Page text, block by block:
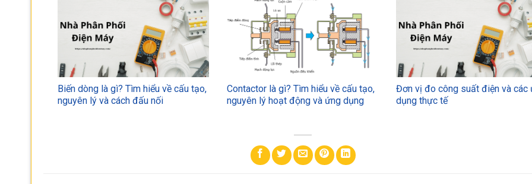
Biến dòng là gì? Tìm hiểu về cấu tạo,
nguyên lý và cách đấu nối
Contactor là gì? Tìm hiểu về cấu tạo,
nguyên lý hoạt động và ứng dụng
Đơn vị đo công suất điện và các
dụng thực tế